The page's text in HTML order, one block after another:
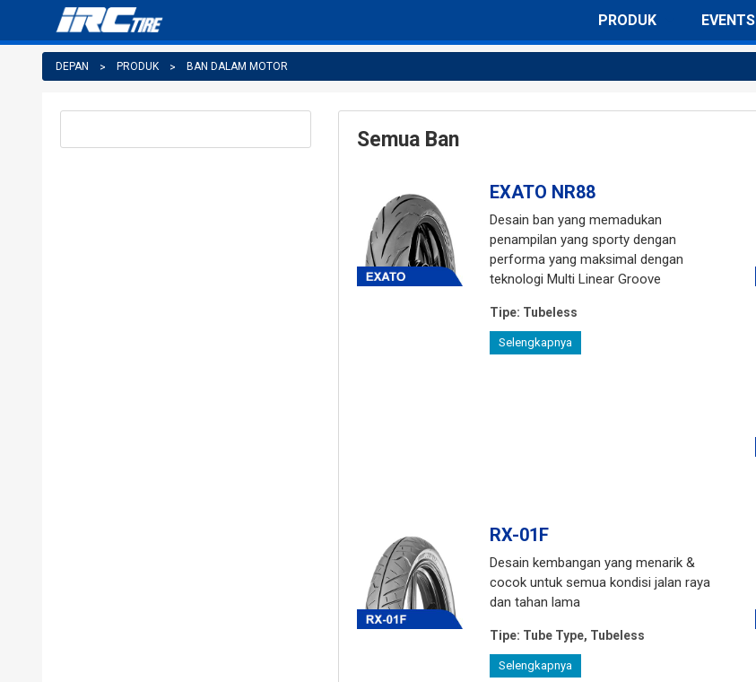
PRODUK
Ban Motor Trail
Ban Motor Kompetisi
EVENTS
DEPAN PRODUK BAN DALAM MOTOR
Semua Ban
EXATO NR88
Desain ban yang memadukan
penampilan yang sporty dengan
performa yang maksimal dengan
teknologi Multi Linear Groove
Tipe: Tubeless
Selengkapnya
RX-01F
Desain kembangan yang menarik &
cocok untuk semua kondisi jalan raya
dan tahan lama
Tipe: Tube Type, Tubeless
Selengkapnya